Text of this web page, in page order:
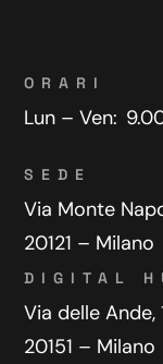
ORARI
Lun – Ven:
SEDE
Via Monte
20121 – Milano
DIGITAL
Via delle Ande,
20151 – Milano